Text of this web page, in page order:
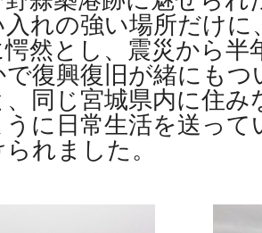
入れの強い場所だけ
然とし、震災から半
で復興復旧が緒にも
、同じ宮城県内に住
に日常生活を送って
れました。